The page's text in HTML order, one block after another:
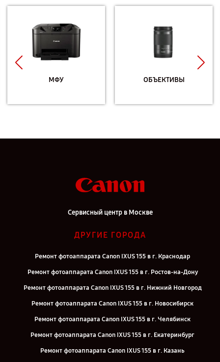
МФУ ОБЪЕКТИВЫ
Сервисный центр в Москве
ДРУГИЕ ГОРОДА
Ремонт фотоаппарата Canon IXUS 155 в г. Краснодар
Ремонт фотоаппарата Canon IXUS 155 в г. Ростов-на-Дону
Ремонт фотоаппарата Canon IXUS 155 в г. Нижний Новгород
Ремонт фотоаппарата Canon IXUS 155 в г. Новосибирск
Ремонт фотоаппарата Canon IXUS 155 в г. Челябинск
Ремонт фотоаппарата Canon IXUS 155 в г. Екатеринбург
Ремонт фотоаппарата Canon IXUS 155 в г. Казань